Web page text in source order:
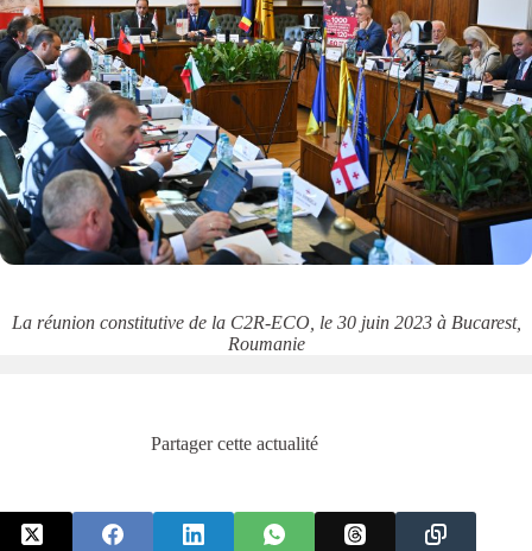
La réunion constitutive de la C2R-ECO, le 30 juin 2023 à Bucarest,
Roumanie
Partager cette actualité